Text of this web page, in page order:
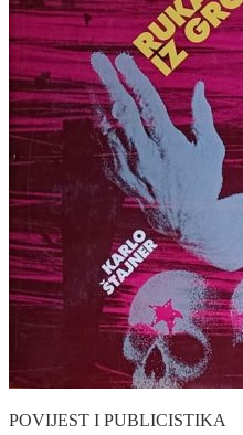
POVIJEST I PUBLICISTIKA